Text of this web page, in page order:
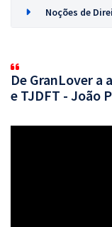
Noções de
De GranLover a
e TJDFT - João